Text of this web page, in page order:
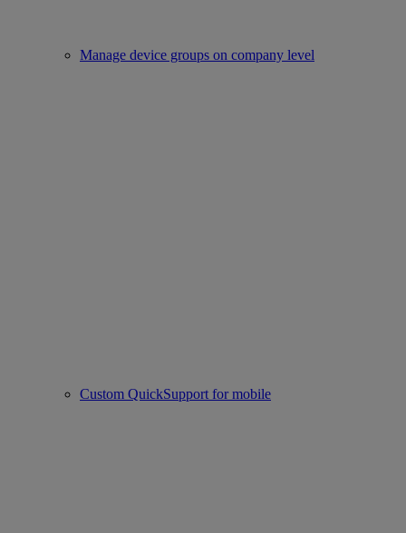
Manage device groups on company level
Custom QuickSupport for mobile